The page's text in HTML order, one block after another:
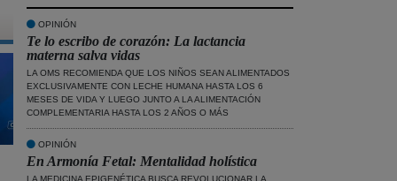
OPINIÓN
Te lo escribo de corazón: La lactancia
materna salva vidas
LA OMS RECOMIENDA QUE LOS NIÑOS SEAN ALIMENTADOS
EXCLUSIVAMENTE CON LECHE HUMANA HASTA LOS 6
MESES DE VIDA Y LUEGO JUNTO A LA ALIMENTACIÓN
COMPLEMENTARIA HASTA LOS 2 AÑOS O MÁS
OPINIÓN
En Armonía Fetal: Mentalidad holística
LA MEDICINA EPIGENÉTICA BUSCA REVOLUCIONAR LA